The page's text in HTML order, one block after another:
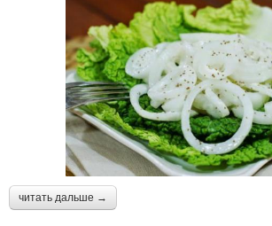
читать дальше →